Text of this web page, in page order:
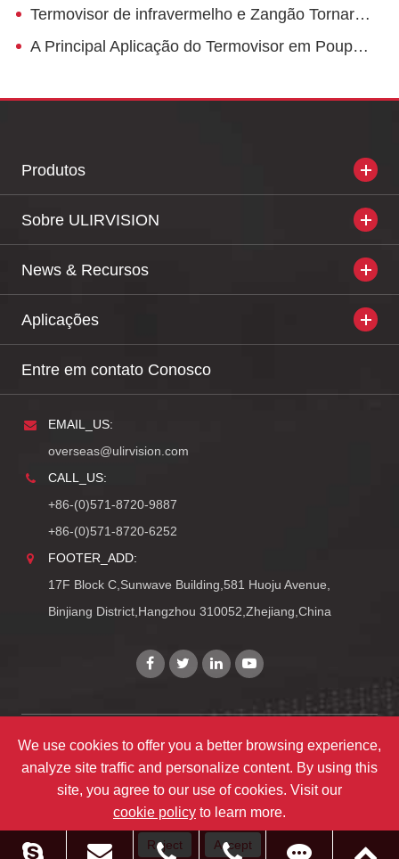
Termovisor de infravermelho e Zangão Tornar a Segurança de Resgate Mais Eficiente
A Principal Aplicação do Termovisor em Poupança de Energia na Indústria Petroquímica-Gasoduto
Produtos
Sobre ULIRVISION
News & Recursos
Aplicações
Entre em contato Conosco
EMAIL_US:
overseas@ulirvision.com
CALL_US:
+86-(0)571-8720-9887
+86-(0)571-8720-6252
FOOTER_ADD:
17F Block C,Sunwave Building,581 Huoju Avenue,
Binjiang District,Hangzhou 310052,Zhejiang,China
Copyright© Zhejiang ULIRVISION Technology Co., Ltd.
TY_ALL_RIGHTS_RESERVEDS
TY_SITEMAPS | TY_PRIVACY
We use cookies to offer you a better browsing experience,
analyze site traffic and personalize content. By using this
site, you agree to our use of cookies. Visit our
cookie policy to learn more.
Reject Accept